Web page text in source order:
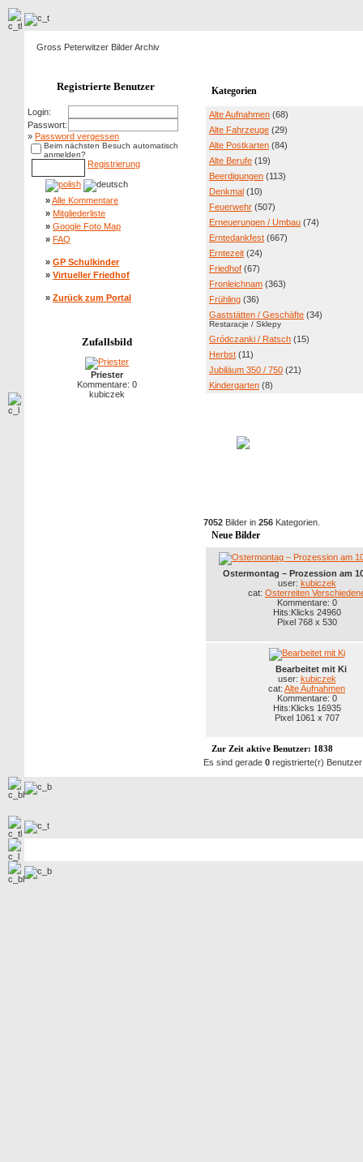
Gross Peterwitzer Bilder Archiv
Registrierte Benutzer
Login:
Passwort:
» Password vergessen
Beim nächsten Besuch automatisch
anmelden?
Registrierung
»Alle Kommentare
» Mitgliederliste
» Google Foto Map
» FAQ
» GP Schulkinder
» Virtueller Friedhof
» Zurück zum Portal
Zufallsbild
Priester
Kommentare: 0
kubiczek
Kategorien
Alte Aufnahmen (68)
Alte Fahrzeuge (29)
Alte Postkarten (84)
Alte Berufe (19)
Beerdigungen (113)
Denkmal (10)
Feuerwehr (507)
Erneuerungen / Umbau (74)
Erntedankfest (667)
Erntezeit (24)
Friedhof (67)
Fronleichnam (363)
Frühling (36)
Gaststätten / Geschäfte (34)
Restaracje / Sklepy
Gródczanki / Ratsch (15)
Herbst (11)
Jubiläum 350 / 750 (21)
Kindergarten (8)
7052 Bilder in 256 Kategorien.
Neue Bilder
Ostermontag – Prozession am
user: kubiczek
cat: Osterreiten
Kommentare: 0
Hits:Klicks 24960
Pixel 768 x 530
Bearbeitet mit Ki
user: kubiczek
cat: Alte Aufnahmen
Kommentare: 0
Hits:Klicks 16935
Pixel 1061 x 707
Zur Zeit aktive Benutzer: 1838
Es sind gerade 0 registrierte(r)